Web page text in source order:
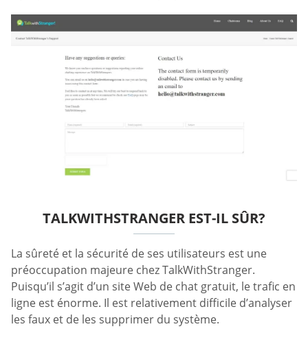
TALKWITHSTRANGER EST-IL SÛR?
La sûreté et la sécurité de ses utilisateurs est une
préoccupation majeure chez TalkWithStranger.
Puisqu’il s’agit d’un site Web de chat gratuit, le trafic en
ligne est énorme. Il est relativement difficile d’analyser
les faux et de les supprimer du système.